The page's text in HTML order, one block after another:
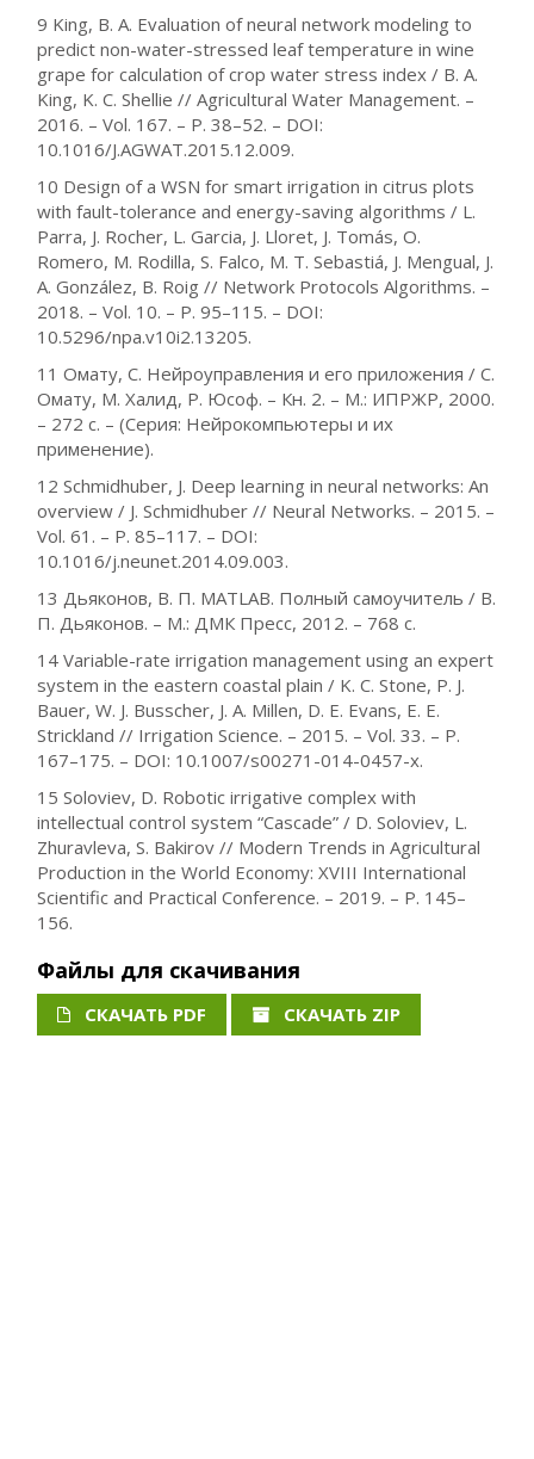
9 King, B. A. Evaluation of neural network modeling to
predict non-water-stressed leaf temperature in wine
grape for calculation of crop water stress index / B. A.
King, K. C. Shellie // Agricultural Water Management. –
2016. – Vol. 167. – P. 38–52. – DOI:
10.1016/J.AGWAT.2015.12.009.
10 Design of a WSN for smart irrigation in citrus plots
with fault-tolerance and energy-saving algorithms / L.
Parra, J. Rocher, L. Garcia, J. Lloret, J. Tomás, O.
Romero, M. Rodilla, S. Falco, M. T. Sebastiá, J. Mengual, J.
A. González, B. Roig // Network Protocols Algorithms. –
2018. – Vol. 10. – P. 95–115. – DOI:
10.5296/npa.v10i2.13205.
11 Омату, С. Нейроуправления и его приложения / С.
Омату, М. Халид, Р. Юсоф. – Кн. 2. – М.: ИПРЖР, 2000.
– 272 с. – (Серия: Нейрокомпьютеры и их
применение).
12 Schmidhuber, J. Deep learning in neural networks: An
overview / J. Schmidhuber // Neural Networks. – 2015. –
Vol. 61. – Р. 85–117. – DOI:
10.1016/j.neunet.2014.09.003.
13 Дьяконов, В. П. MATLAB. Полный самоучитель / В.
П. Дьяконов. – М.: ДМК Пресс, 2012. – 768 с.
14 Variable-rate irrigation management using an expert
system in the eastern coastal plain / K. C. Stone, P. J.
Bauer, W. J. Busscher, J. A. Millen, D. E. Evans, E. E.
Strickland // Irrigation Science. – 2015. – Vol. 33. – P.
167–175. – DOI: 10.1007/s00271-014-0457-x.
15 Soloviev, D. Robotic irrigative complex with
intellectual control system “Cascade” / D. Soloviev, L.
Zhuravleva, S. Bakirov // Modern Trends in Agricultural
Production in the World Economy: XVIII International
Scientific and Practical Conference. – 2019. – P. 145–
156.
Файлы для скачивания
СКАЧАТЬ PDF СКАЧАТЬ ZIP